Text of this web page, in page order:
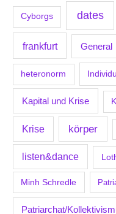
Cyborgs dates
frankfurt General
heteronorm
Kapital und Krise
Krise körper
listen&dance
Minh Schredle
Patriarchat/